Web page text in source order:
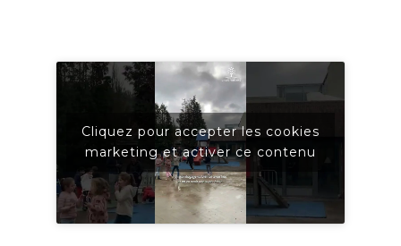
Cliquez pour accepter les cookies
marketing et activer ce contenu